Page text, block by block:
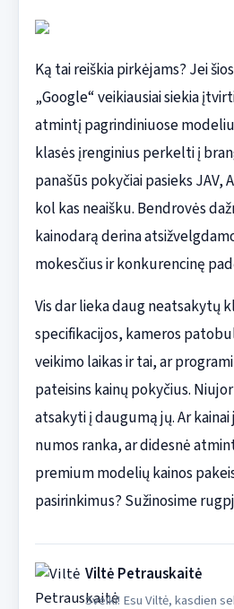
Ką tai reiškia pirkėjams? Jei
„Google“ veikiausiai siekia
atmintį pagrindiniuose
klasės įrenginius perkelti į
panašūs pokyčiai pasieks JAV,
kol kas neaišku. Bendrovės
kainodarą derina
mokesčius ir konkurencinę
Vis dar lieka daug neatsakytų
specifikacijos, kameros
veikimo laikas ir tai, ar
pateisins kainų pokyčius.
atsakyti į daugumą jų. Ar
numos ranka, ar didesnė
premium modelių kainos
pasirinkimus? Sužinosime
Viltė Petrauskaitė
Sveiki! Esu Viltė, kasdien